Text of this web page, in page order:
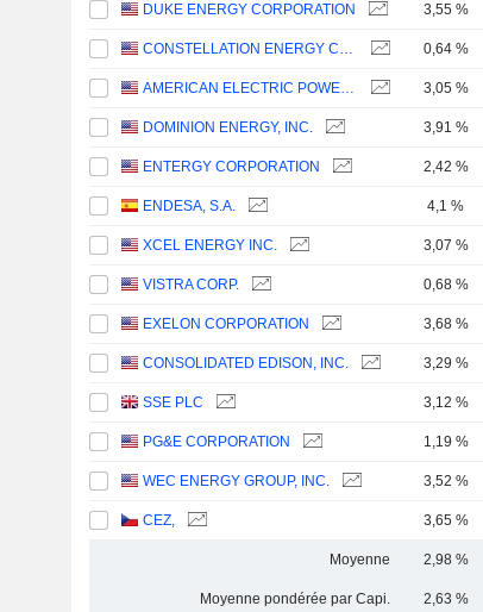
DUKE ENERGY CORPORATION 3,55 %
CONSTELLATION ENERGY CORPORATION 0,64 %
AMERICAN ELECTRIC POWER COMPANY, INC. 3,05 %
DOMINION ENERGY, INC. 3,91 %
ENTERGY CORPORATION 2,42 %
ENDESA, S.A. 4,1 %
XCEL ENERGY INC. 3,07 %
VISTRA CORP. 0,68 %
EXELON CORPORATION 3,68 %
CONSOLIDATED EDISON, INC. 3,29 %
SSE PLC 3,12 %
PG&E CORPORATION 1,19 %
WEC ENERGY GROUP, INC. 3,52 %
CEZ, 3,65 %
Moyenne 2,98 %
Moyenne pondérée par Capi. 2,63 %